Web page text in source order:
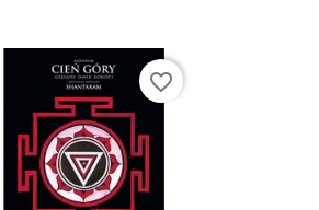
favorite_border